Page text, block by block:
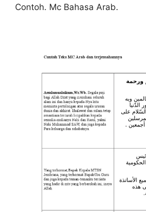
Contoh. Mc Bahasa Arab.